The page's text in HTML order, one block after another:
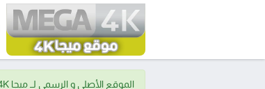
الموقع الأصلي و الرسمي لــ ميجا 4K , ولا يوجد لدينا موقع اخر.